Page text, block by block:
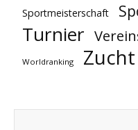
Sportmeisterschaft
Turnier
Worldranking Zucht